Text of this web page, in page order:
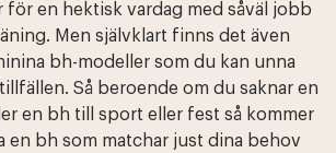
för en hektisk vardag med såväl jobb
Men självklart finns det även
bh-modeller som du kan unna
Så beroende om du saknar en
en bh till sport eller fest så kommer
bh som matchar just dina behov